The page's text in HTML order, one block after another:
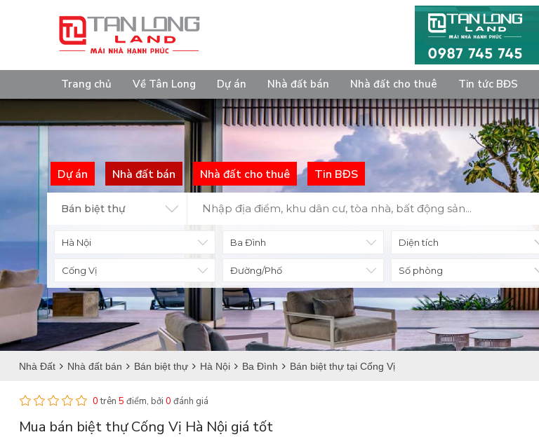
Trang chủ Về Tân Long Dự án Nhà đất bán Nhà đất cho thuê Tin tức BĐS
Dự án Nhà đất bán Nhà đất cho thuê Tin BĐS
Bán biệt thự
Diện tích
Số phòng
Nhà Đất Nhà đất bán Bán biệt thự Hà Nội Ba Đình Bán biệt thự tại Cống Vị
0trên 5 điểm, bởi 0 đánh giá
Mua bán biệt thự Cống Vị Hà Nội giá tốt